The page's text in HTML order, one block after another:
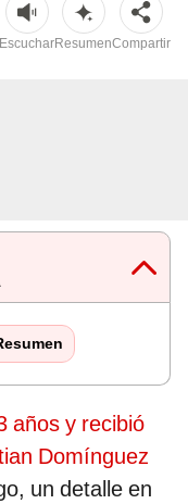
EscucharResumenCompartir
años y recibió
Domínguez
un detalle en